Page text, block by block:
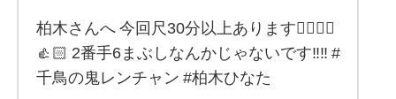
柏木さんへ 今回尺30分以上あります🙂‍↕️🙂‍↕️
👍🏻 2番手6まぶしなんかじゃないです‼️‼️ #
千鳥の鬼レンチャン #柏木ひなた